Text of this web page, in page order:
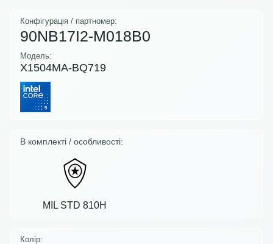
Конфігурація / партномер:
90NB17I2-M018B0
Модель:
X1504MA-BQ719
В комплекті / особливості:
MIL STD 810H
Колір: